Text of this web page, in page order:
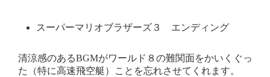
スーパーマリオブラザーズ３ エンディング
清涼感のあるBGMがワールド８の難関面をかいくぐっ
た（特に高速飛空艇）ことを忘れさせてくれます。